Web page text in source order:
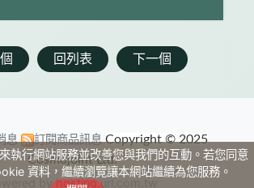
回列表 下一個
息 訂閱商品訊息 Copyright © 2025
Cosmojoint Ltd.
by hosting.url.com.tw
執行網站服務並改善您與我們的互動。若您同意
資料，繼續瀏覽讓本網站繼續為您服務。